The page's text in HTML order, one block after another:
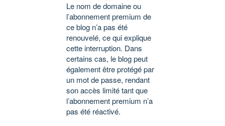
Le nom de domaine ou
l’abonnement premium de
ce blog n’a pas été
renouvelé, ce qui explique
cette interruption. Dans
certains cas, le blog peut
également être protégé par
un mot de passe, rendant
son accès limité tant que
l’abonnement premium n’a
pas été réactivé.